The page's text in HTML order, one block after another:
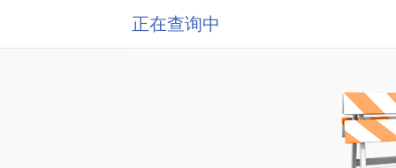
正在查询中